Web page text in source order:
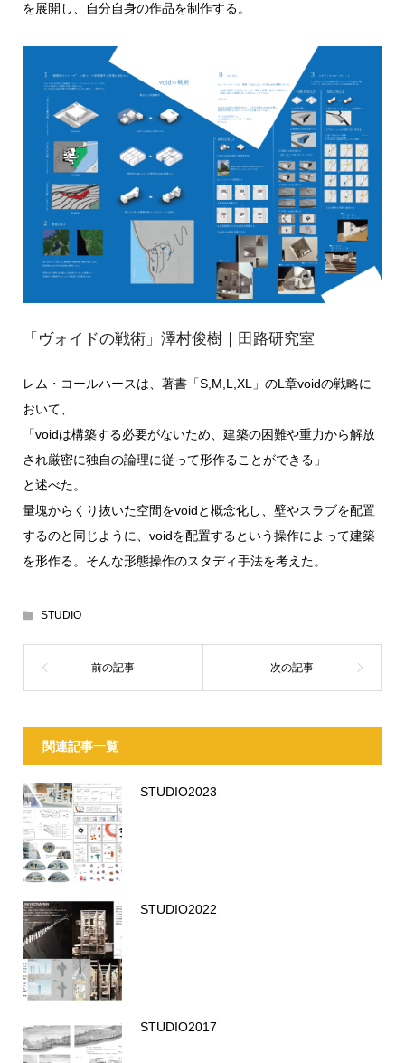
を展開し、自分自身の作品を制作する。
​「‌ヴォイドの戦術」澤村俊樹｜田路研究室
レム・コールハースは、著書「S,M,L,XL」のL章voidの戦略に
おいて、
「voidは構築する必要がないため、建築の困難や重力から解放
され厳密に独自の論理に従って形作ることができる」
と述べた。
量塊からくり抜いた空間をvoidと概念化し、壁やスラブを配置
するのと同じように、voidを配置するという操作によって建築
を形作る。そんな形態操作のスタディ手法を考えた。
STUDIO
関連記事一覧
STUDIO2023
STUDIO2022
STUDIO2017